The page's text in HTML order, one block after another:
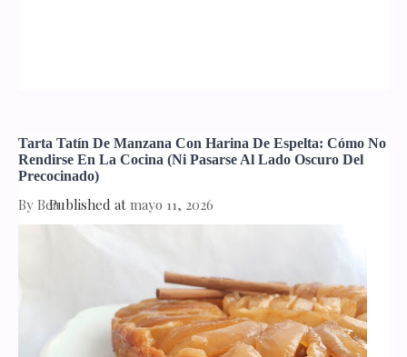
Tarta Tatín De Manzana Con Harina De Espelta: Cómo No
Rendirse En La Cocina (ni Pasarse Al Lado Oscuro Del
Precocinado)
By BeaPublished at mayo 11, 2026